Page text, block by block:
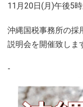
11月20日(月)午後5
沖縄国税事務所の採
説明会を開催致しま
-